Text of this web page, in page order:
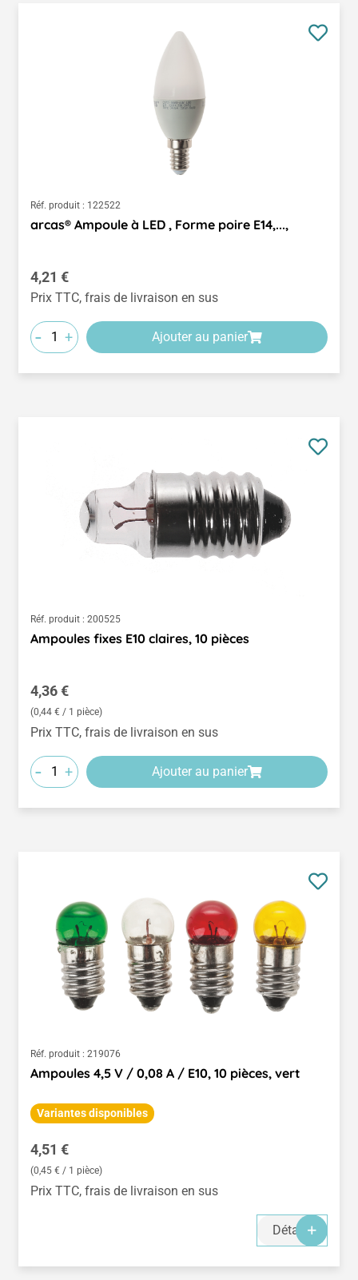
Réf. produit : 122522
arcas® Ampoule à LED , Forme poire E14,...,
Prix régulier :
4,21 €
Prix TTC, frais de livraison en sus
- + Ajouter au panier
Réf. produit : 200525
Ampoules fixes E10 claires, 10 pièces
Prix régulier :
4,36 €
(0,44 € / 1 pièce)
Prix TTC, frais de livraison en sus
- + Ajouter au panier
Réf. produit : 219076
Ampoules 4,5 V / 0,08 A / E10, 10 pièces, vert
Variantes disponibles
Prix régulier :
4,51 €
(0,45 € / 1 pièce)
Prix TTC, frais de livraison en sus
Détails